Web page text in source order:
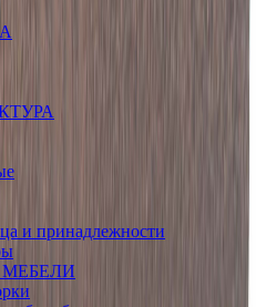
и принадлежности